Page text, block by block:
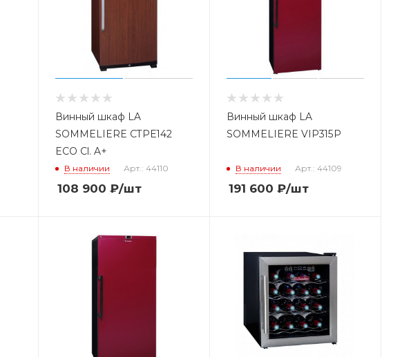
Винный шкаф LA
SOMMELIERE CTPE142
ECO Cl. A+
В наличии Арт.: 44110
108 900 ₽/шт
Винный шкаф LA
SOMMELIERE VIP315P
В наличии Арт.: 44109
191 600 ₽/шт